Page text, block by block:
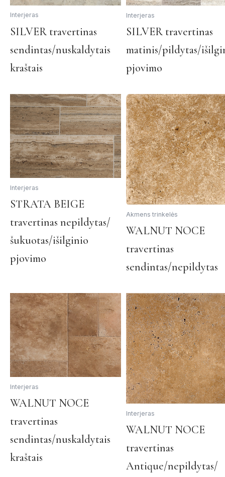
the
product
page
Interjeras
SILVER travertinas
sendintas/nuskaldytais
kraštais
This
has
multiple
variants.
options
may
be
chosen
on
the
product
page
Interjeras
SILVER travertinas
matinis/pildytas/
pjovimo
Interjeras
STRATA BEIGE
travertinas nepildytas/
šukuotas/išilginio
pjovimo
This
product
has
multiple
variants.
options
be
chosen
on
the
product
page
Akmens trinkelės
WALNUT NOCE
travertinas
sendintas/nepildytas
Interjeras
WALNUT NOCE
travertinas
sendintas/nuskaldytais
kraštais
This
product
has
multiple
variants.
The
options
Interjeras
WALNUT NOCE
travertinas
Antique/nepildytas/